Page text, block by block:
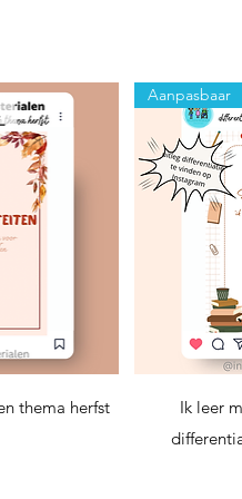
thema herfst
Aanpasbaar
Ik leer